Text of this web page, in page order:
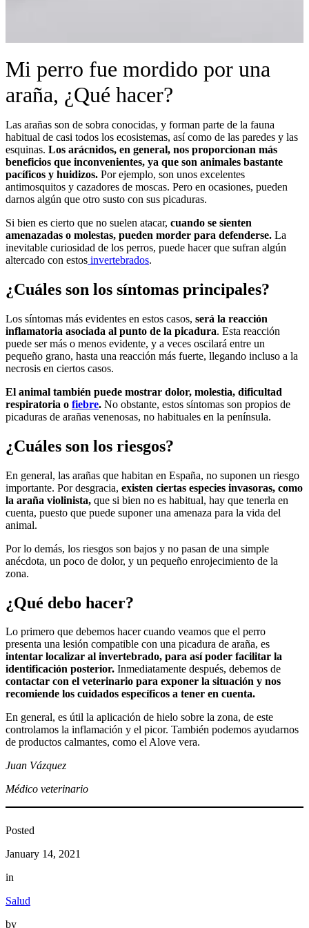
Mi perro fue mordido por una
araña, ¿Qué hacer?
Las arañas son de sobra conocidas, y forman parte de la fauna
habitual de casi todos los ecosistemas, así como de las paredes y las
esquinas. Los arácnidos, en general, nos proporcionan más
beneficios que inconvenientes, ya que son animales bastante
pacíficos y huidizos. Por ejemplo, son unos excelentes
antimosquitos y cazadores de moscas. Pero en ocasiones, pueden
darnos algún que otro susto con sus picaduras.
Si bien es cierto que no suelen atacar, cuando se sienten
amenazadas o molestas, pueden morder para defenderse. La
inevitable curiosidad de los perros, puede hacer que sufran algún
altercado con estos invertebrados.
¿Cuáles son los síntomas principales?
Los síntomas más evidentes en estos casos, será la reacción
inflamatoria asociada al punto de la picadura. Esta reacción
puede ser más o menos evidente, y a veces oscilará entre un
pequeño grano, hasta una reacción más fuerte, llegando incluso a la
necrosis en ciertos casos.
El animal también puede mostrar dolor, molestia, dificultad
respiratoria o fiebre. No obstante, estos síntomas son propios de
picaduras de arañas venenosas, no habituales en la península.
¿Cuáles son los riesgos?
En general, las arañas que habitan en España, no suponen un riesgo
importante. Por desgracia, existen ciertas especies invasoras, como
la araña violinista, que si bien no es habitual, hay que tenerla en
cuenta, puesto que puede suponer una amenaza para la vida del
animal.
Por lo demás, los riesgos son bajos y no pasan de una simple
anécdota, un poco de dolor, y un pequeño enrojecimiento de la
zona.
¿Qué debo hacer?
Lo primero que debemos hacer cuando veamos que el perro
presenta una lesión compatible con una picadura de araña, es
intentar localizar al invertebrado, para así poder facilitar la
identificación posterior. Inmediatamente después, debemos de
contactar con el veterinario para exponer la situación y nos
recomiende los cuidados específicos a tener en cuenta.
En general, es útil la aplicación de hielo sobre la zona, de este
controlamos la inflamación y el picor. También podemos ayudarnos
de productos calmantes, como el Alove vera.
Juan Vázquez
Médico veterinario
Posted
January 14, 2021
in
Salud
by